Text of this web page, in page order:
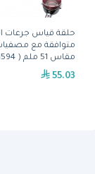
حلقة قياس جرعات
متوافقة مع
مايبرو
55.03